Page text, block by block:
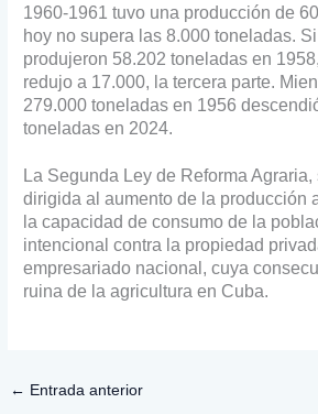
1960-1961 tuvo una producción de
hoy no supera las 8.000 toneladas.
produjeron 58.202 toneladas en
redujo a 17.000, la tercera parte.
279.000 toneladas en 1956
toneladas en 2024.
La Segunda Ley de Reforma
dirigida al aumento de la producción
la capacidad de consumo de la
intencional contra la propiedad
empresariado nacional, cuya
ruina de la agricultura en Cuba.
← Entrada anterior